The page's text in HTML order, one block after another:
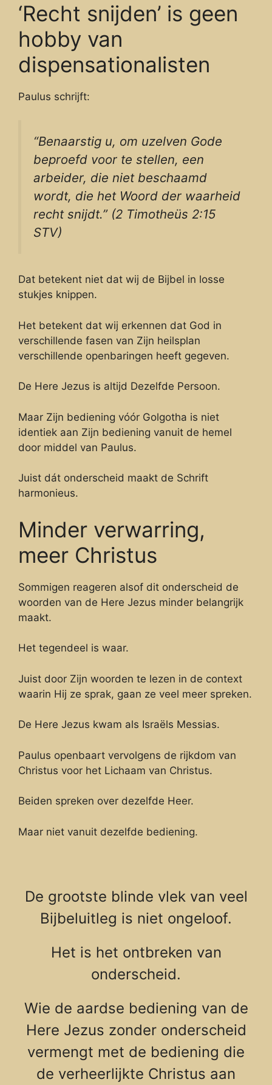
‘Recht snijden’ is geen
hobby van
dispensationalisten
Paulus schrijft:
“Benaarstig u, om uzelven Gode
beproefd voor te stellen, een
arbeider, die niet beschaamd
wordt, die het Woord der waarheid
recht snijdt.” (2 Timotheüs 2:15
STV)
Dat betekent niet dat wij de Bijbel in losse
stukjes knippen.
Het betekent dat wij erkennen dat God in
verschillende fasen van Zijn heilsplan
verschillende openbaringen heeft gegeven.
De Here Jezus is altijd Dezelfde Persoon.
Maar Zijn bediening vóór Golgotha is niet
identiek aan Zijn bediening vanuit de hemel
door middel van Paulus.
Juist dát onderscheid maakt de Schrift
harmonieus.
Minder verwarring,
meer Christus
Sommigen reageren alsof dit onderscheid de
woorden van de Here Jezus minder belangrijk
maakt.
Het tegendeel is waar.
Juist door Zijn woorden te lezen in de context
waarin Hij ze sprak, gaan ze veel meer spreken.
De Here Jezus kwam als Israëls Messias.
Paulus openbaart vervolgens de rijkdom van
Christus voor het Lichaam van Christus.
Beiden spreken over dezelfde Heer.
Maar niet vanuit dezelfde bediening.
De grootste blinde vlek van veel
Bijbeluitleg is niet ongeloof.
Het is het ontbreken van
onderscheid.
Wie de aardse bediening van de
Here Jezus zonder onderscheid
vermengt met de bediening die
de verheerlijkte Christus aan